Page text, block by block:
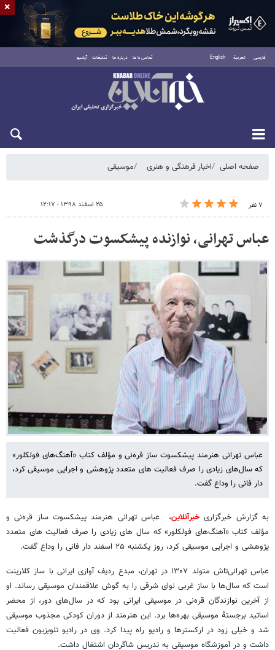
فارسی العربية English تماس با ما درباره ما تبلیغات آرشیو
شنبه ۱۷ مرداد ۱۴۰۵
صفحه اصلی اخبار فرهنگی و هنری موسیقی
۷ نفر ۲۵ اسفند ۱۳۹۸ - ۱۲:۱۷
عباس تهرانی، نوازنده پیشکسوت درگذشت
عباس تهرانی هنرمند پیشکسوت ساز قره‌نی و مؤلف کتاب «آهنگ‌های فولکلور»
که سال‌های زیادی را صرف فعالیت های متعدد پژوهشی و اجرایی موسیقی کرد،
دار فانی را وداع گفت.
به گزارش خبرگزاریخبرآنلاین، عباس تهرانی هنرمند پیشکسوت ساز قره‌نی و
مؤلف کتاب «آهنگ‌های فولکلور» که سال های زیادی را صرف فعالیت های متعدد
پژوهشی و اجرایی موسیقی کرد، روز یکشنبه ۲۵ اسفند دار فانی را وداع گفت.
عباس تهرانی‌تاش متولد ۱۳۰۷ در تهران، مبدع ردیف آوازی ایرانی با ساز کلارینت
است که سال‌ها با ساز غربی نوای شرقی را به گوش علاقمندان موسیقی رساند. او
از آخرین نوازندگان قره‌نی در موسیقی ایرانی بود که در سال‌های دور، از محضر
اساتید برجستۀ موسیقی بهره‌ها برد. این هنرمند از دوران کودکی مجذوب موسیقی
شد و خیلی زود در ارکسترها و رادیو راه پیدا کرد. وی در رادیو تلویزیون فعالیت
داشت و در آموزشگاه موسیقی به تدریس شاگردان اشتغال داشت.
×